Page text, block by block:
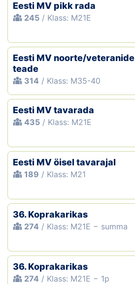
Eesti MV pikk rada
245 / Klass: M21E
Eesti MV noorte/veteranide
teade
314 / Klass: M35-40
Eesti MV tavarada
435 / Klass: M21E
Eesti MV öisel tavarajal
189 / Klass: M21
36. Koprakarikas
274 / Klass: M21E − summa
36. Koprakarikas
274 / Klass: M21E − 1p